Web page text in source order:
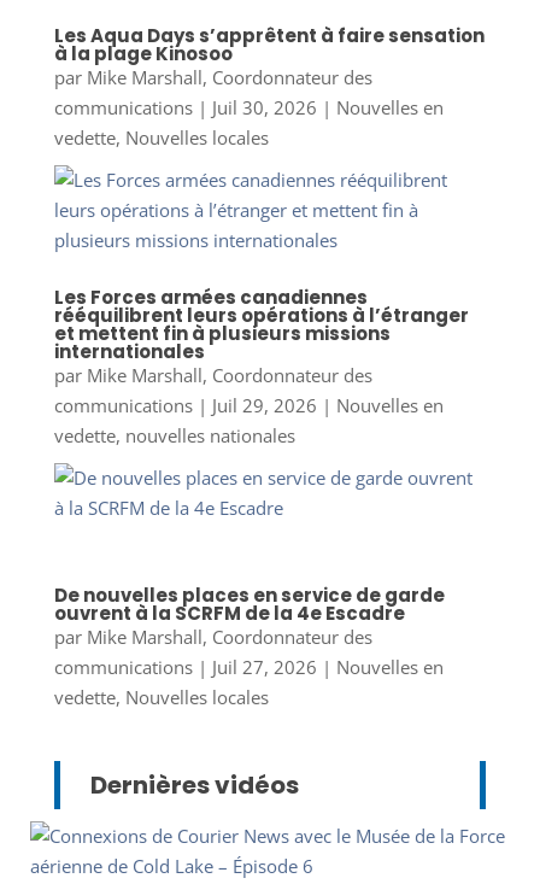
Les Aqua Days s’apprêtent à faire sensation
à la plage Kinosoo
par Mike Marshall, Coordonnateur des
communications| Juil 30, 2026 | Nouvelles en
vedette, Nouvelles locales
Les Forces armées canadiennes
rééquilibrent leurs opérations à l’étranger
et mettent fin à plusieurs missions
internationales
par Mike Marshall, Coordonnateur des
communications| Juil 29, 2026 | Nouvelles en
vedette, nouvelles nationales
De nouvelles places en service de garde
ouvrent à la SCRFM de la 4e Escadre
par Mike Marshall, Coordonnateur des
communications| Juil 27, 2026 | Nouvelles en
vedette, Nouvelles locales
Dernières vidéos